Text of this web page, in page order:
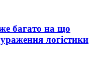
багато на що
логістики